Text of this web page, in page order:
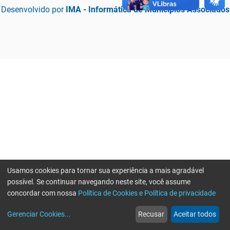
Desenvolvido por IMA - Informática de Municípios Associados
web
Notícias
more_horiz
Mais
Usamos cookies para tornar sua experiência a mais agradável
possível. Se continuar navegando neste site, você assume
concordar com nossa Política de Cookies e Política de privacidade
Gerenciar Cookies... Recusar Aceitar todos
Erro ao enviar informações, por favor tente novamente